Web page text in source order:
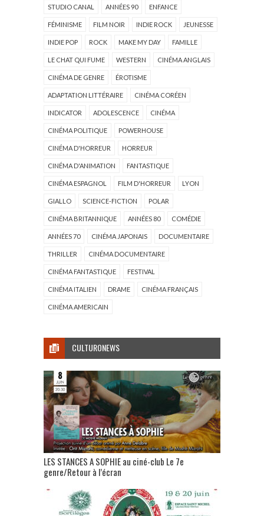
STUDIO CANAL ANNÉES 90 ENFANCE
FÉMINISME FILM NOIR INDIE ROCK JEUNESSE
INDIE POP ROCK MAKE MY DAY FAMILLE
LE CHAT QUI FUME WESTERN CINÉMA ANGLAIS
CINÉMA DE GENRE ÉROTISME
ADAPTATION LITTÉRAIRE CINÉMA CORÉEN
INDICATOR ADOLESCENCE CINÉMA
CINÉMA POLITIQUE POWERHOUSE
CINÉMA D'HORREUR HORREUR
CINÉMA D'ANIMATION FANTASTIQUE
CINÉMA ESPAGNOL FILM D'HORREUR LYON
GIALLO SCIENCE-FICTION POLAR
CINÉMA BRITANNIQUE ANNÉES 80 COMÉDIE
ANNÉES 70 CINÉMA JAPONAIS DOCUMENTAIRE
THRILLER CINÉMA DOCUMENTAIRE
CINÉMA FANTASTIQUE FESTIVAL
CINÉMA ITALIEN DRAME CINÉMA FRANÇAIS
CINÉMA AMERICAIN
CULTURONEWS
LES STANCES A SOPHIE au ciné-club Le 7e
genre/Retour à l’écran